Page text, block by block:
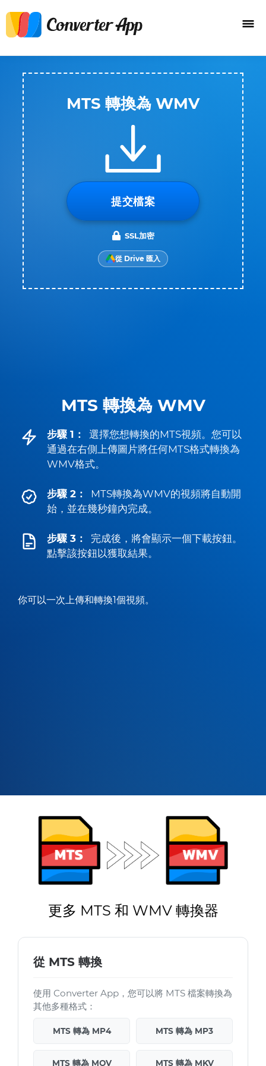
MTS 轉換為 WMV
步驟 1：
選擇您想轉換的MTS視頻。您可以
通過在右側上傳圖片將任何MTS格式轉換為
WMV格式。
步驟 2：
MTS轉換為WMV的視頻將自動開
始，並在幾秒鐘內完成。
步驟 3：
完成後，將會顯示一個下載按鈕。
點擊該按鈕以獲取結果。
你可以一次上傳和轉換1個視頻。
MTS 轉換為 WMV
提交檔案
SSL加密
從 Drive 匯入
更多 MTS 和 WMV 轉換器
從 MTS 轉換
使用 Converter App，您可以將 MTS 檔案轉換為
其他多種格式：
MTS 轉為 MP4 MTS 轉為 MP3
MTS 轉為 MOV MTS 轉為 MKV